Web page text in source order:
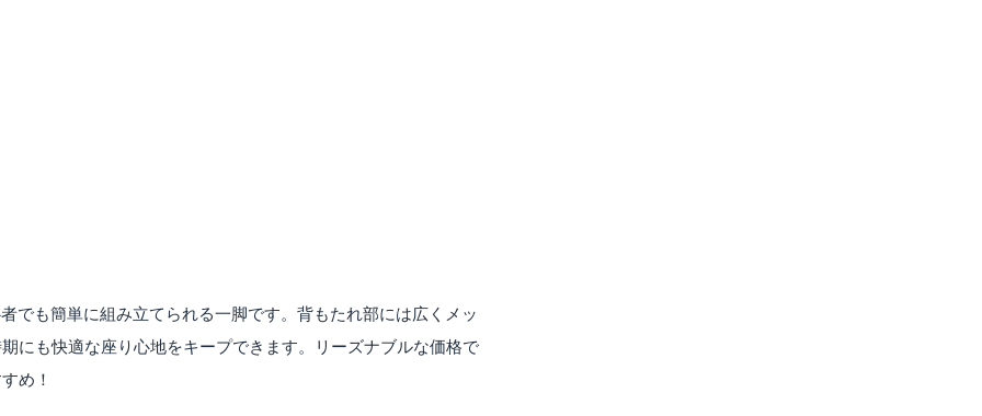
でも簡単に組み立てられる一脚です。背もたれ部には広くメッ
にも快適な座り心地をキープできます。
リーズナブルな価格で
め！